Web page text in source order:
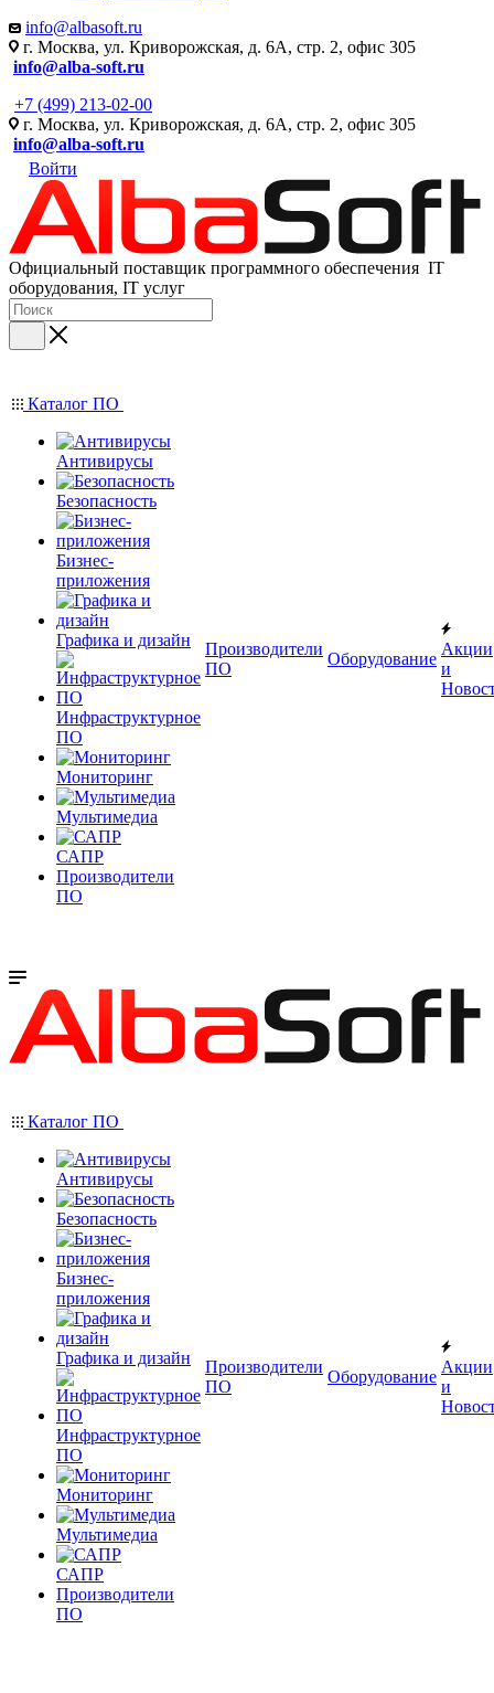
info@albasoft.ru
г. Москва, ул. Криворожская, д. 6А, стр. 2, офис 305
info@alba-soft.ru
+7 (499) 213-02-00
г. Москва, ул. Криворожская, д. 6А, стр. 2, офис 305
info@alba-soft.ru
Войти
Официальный поставщик программного обеспечения IT
оборудования, IT услуг
Каталог ПО
Антивирусы
Безопасность
Бизнес-
приложения
Графика и дизайн
Инфраструктурное
ПО
Мониторинг
Мультимедиа
САПР
Производители
ПО
Производители
ПО
Оборудование
Акции
и
Каталог ПО
Антивирусы
Безопасность
Бизнес-
приложения
Графика и дизайн
Инфраструктурное
ПО
Мониторинг
Мультимедиа
САПР
Производители
ПО
Производители
ПО
Оборудование
Акции
и